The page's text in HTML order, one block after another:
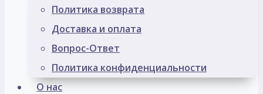
Политика возврата
Доставка и оплата
Вопрос-Ответ
Политика конфиденциальности
О нас